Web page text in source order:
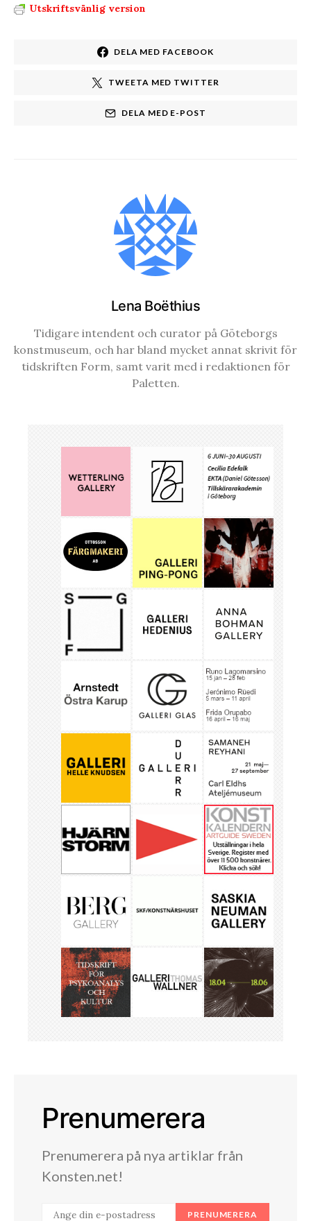
Utskriftsvänlig version
DELA MED FACEBOOK
TWEETA MED TWITTER
DELA MED E-POST
Lena Boëthius
Tidigare intendent och curator på Göteborgs
konstmuseum, och har bland mycket annat skrivit för
tidskriften Form, samt varit med i redaktionen för
Paletten.
Prenumerera
Prenumerera på nya artiklar från
Konsten.net!
PRENUMERERA